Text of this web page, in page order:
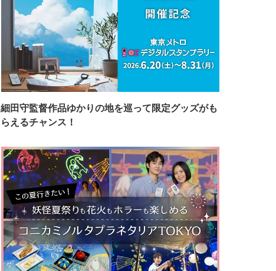
細田守監督作品ゆかりの地を巡って限定グッズがも
らえるチャンス！